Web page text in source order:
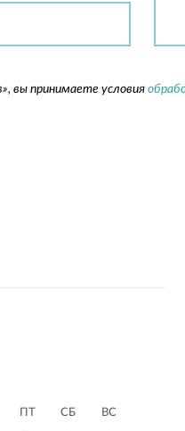
вы принимаете условия
ПТ СБ ВС